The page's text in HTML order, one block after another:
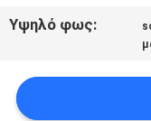
ΖΗΤΉΣΤΕ
Υψηλό φως: